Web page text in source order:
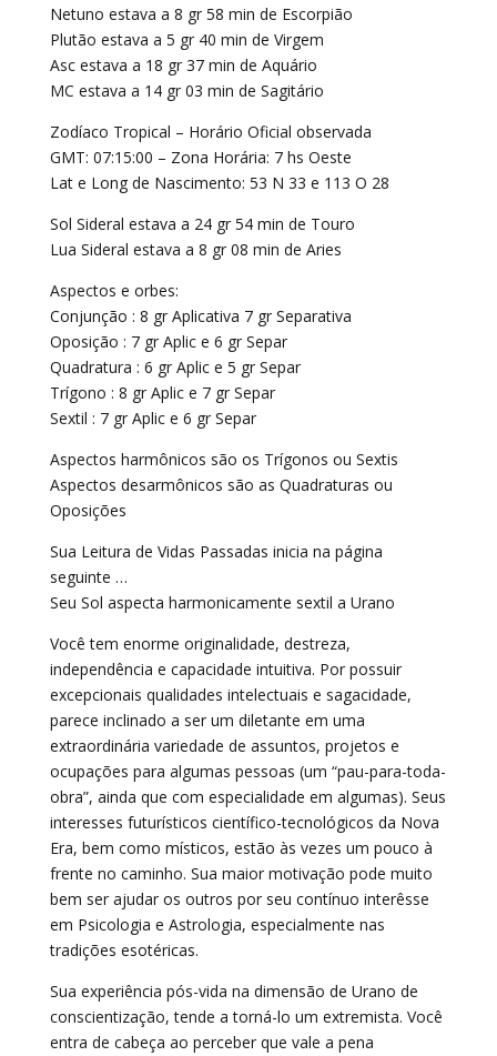
Netuno estava a 8 gr 58 min de Escorpião
Plutão estava a 5 gr 40 min de Virgem
Asc estava a 18 gr 37 min de Aquário
MC estava a 14 gr 03 min de Sagitário
Zodíaco Tropical – Horário Oficial observada
GMT: 07:15:00 – Zona Horária: 7 hs Oeste
Lat e Long de Nascimento: 53 N 33 e 113 O 28
Sol Sideral estava a 24 gr 54 min de Touro
Lua Sideral estava a 8 gr 08 min de Aries
Aspectos e orbes:
Conjunção : 8 gr Aplicativa 7 gr Separativa
Oposição : 7 gr Aplic e 6 gr Separ
Quadratura : 6 gr Aplic e 5 gr Separ
Trígono : 8 gr Aplic e 7 gr Separ
Sextil : 7 gr Aplic e 6 gr Separ
Aspectos harmônicos são os Trígonos ou Sextis
Aspectos desarmônicos são as Quadraturas ou
Oposições
Sua Leitura de Vidas Passadas inicia na página
seguinte …
Seu Sol aspecta harmonicamente sextil a Urano
Você tem enorme originalidade, destreza,
independência e capacidade intuitiva. Por possuir
excepcionais qualidades intelectuais e sagacidade,
parece inclinado a ser um diletante em uma
extraordinária variedade de assuntos, projetos e
ocupações para algumas pessoas (um “pau-para-toda-
obra”, ainda que com especialidade em algumas). Seus
interesses futurísticos científico-tecnológicos da Nova
Era, bem como místicos, estão às vezes um pouco à
frente no caminho. Sua maior motivação pode muito
bem ser ajudar os outros por seu contínuo interêsse
em Psicologia e Astrologia, especialmente nas
tradições esotéricas.
Sua experiência pós-vida na dimensão de Urano de
conscientização, tende a torná-lo um extremista. Você
entra de cabeça ao perceber que vale a pena